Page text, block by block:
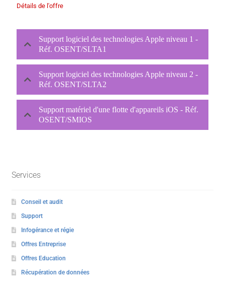
Détails de l'offre
Support logiciel des technologies Apple niveau 1 -
Réf. OSENT/SLTA1
Support logiciel des technologies Apple niveau 2 -
Réf. OSENT/SLTA2
Support matériel d'une flotte d'appareils iOS - Réf.
OSENT/SMIOS
Services
Conseil et audit
Support
Infogérance et régie
Offres Entreprise
Offres Education
Récupération de données